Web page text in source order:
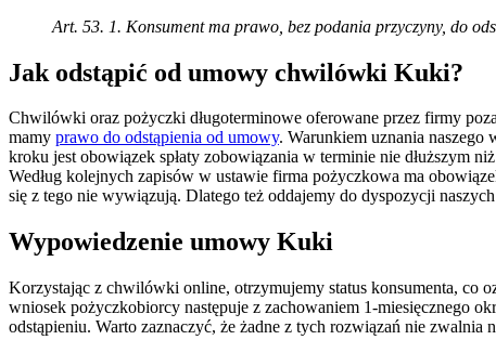
Art. 53. 1. Konsument ma prawo, bez podania przyczyny, do
Jak odstąpić od umowy chwilówki Kuki?
Chwilówki oraz pożyczki długoterminowe oferowane przez firmy
mamy prawo do odstąpienia od umowy. Warunkiem uznania naszego
kroku jest obowiązek spłaty zobowiązania w terminie nie dłuższym
Według kolejnych zapisów w ustawie firma pożyczkowa ma
się z tego nie wywiązują. Dlatego też oddajemy do dyspozycji
Wypowiedzenie umowy Kuki
Korzystając z chwilówki online, otrzymujemy status konsumenta, co
wniosek pożyczkobiorcy następuje z zachowaniem 1-miesięcznego
odstąpieniu. Warto zaznaczyć, że żadne z tych rozwiązań nie